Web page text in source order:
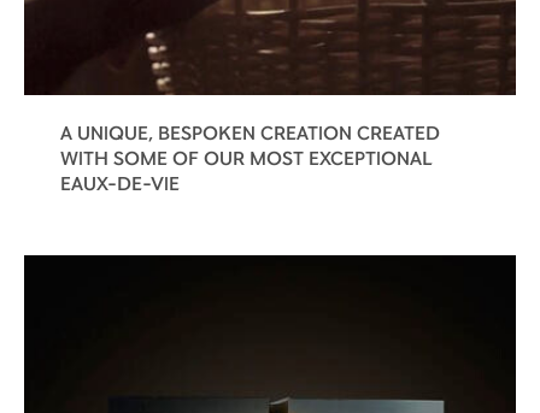
A UNIQUE, BESPOKEN CREATION CREATED
WITH SOME OF OUR MOST EXCEPTIONAL
EAUX-DE-VIE